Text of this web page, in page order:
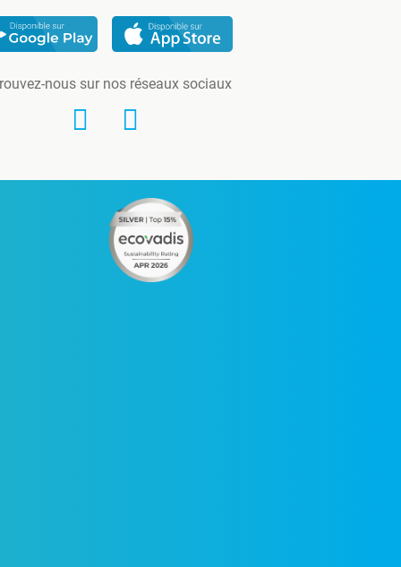
nous sur nos réseaux sociaux